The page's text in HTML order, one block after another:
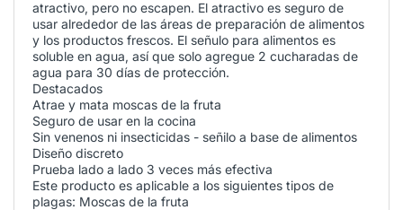
atractivo, pero no escapen. El atractivo es seguro de
usar alrededor de las áreas de preparación de alimentos
y los productos frescos. El señulo para alimentos es
soluble en agua, así que solo agregue 2 cucharadas de
agua para 30 días de protección.
Destacados
Atrae y mata moscas de la fruta
Seguro de usar en la cocina
Sin venenos ni insecticidas - señilo a base de alimentos
Diseño discreto
Prueba lado a lado 3 veces más efectiva
Este producto es aplicable a los siguientes tipos de
plagas: Moscas de la fruta